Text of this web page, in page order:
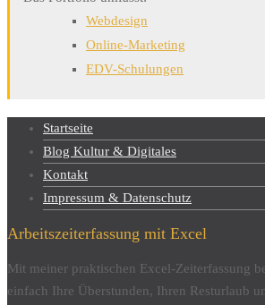
Webdesign
Online-Marketing
EDV-Schulungen
Startseite
Blog Kultur & Digitales
Kontakt
Impressum & Datenschutz
Arbeitszeiterfassung mit Excel
Mit meiner praktischen Excel-Zeiterfassung
einfach Ihre Überstunden, Ihren Resturlaub